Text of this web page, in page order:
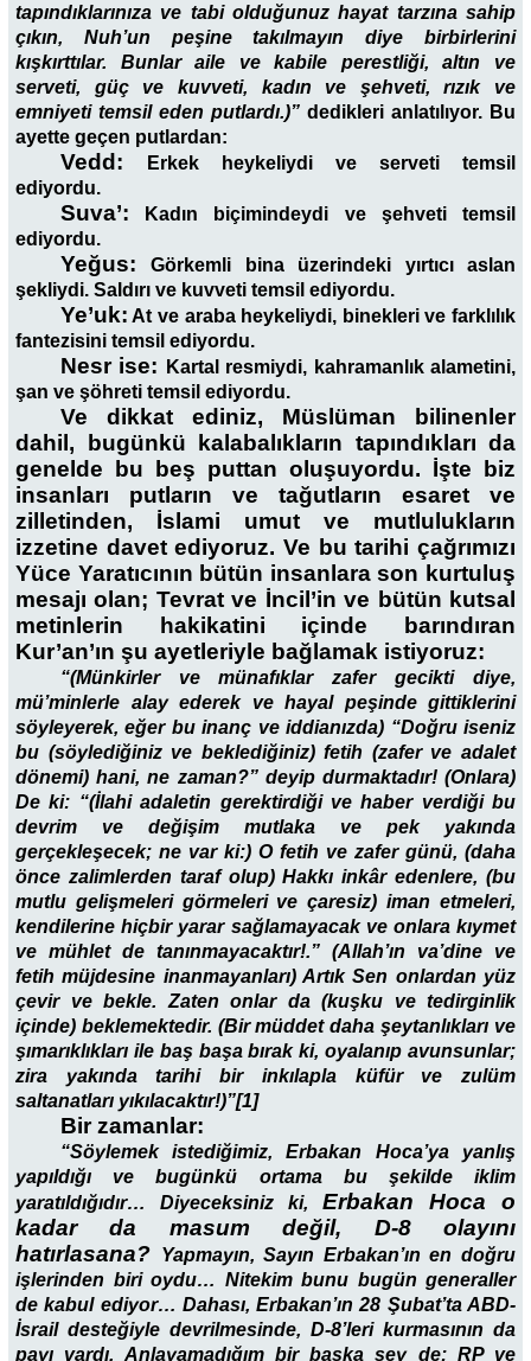
tapındıklarınıza ve tabi olduğunuz hayat tarzına sahip
çıkın, Nuh’un peşine takılmayın diye birbirlerini
kışkırttılar. Bunlaraile ve kabile perestliği, altın ve
serveti, güç ve kuvveti, kadın ve şehveti, rızık ve
emniyeti temsil eden putlardı.)” dedikleri anlatılıyor. Bu
ayette geçen putlardan:
Vedd:
Erkek heykeliydi ve serveti temsil
ediyordu.
Suva’: Kadın biçimindeydi ve şehveti temsil
ediyordu.
Yeğus:Görkemli bina üzerindeki yırtıcı aslan
şekliydi. Saldırı ve kuvveti temsil ediyordu.
Ye’uk: At ve araba heykeliydi, binekleri ve farklılık
fantezisini temsil ediyordu.
Nesr ise:
Kartal resmiydi, kahramanlık alametini,
şan ve şöhreti temsil ediyordu.
Ve dikkat ediniz, Müslüman bilinenler
dahil, bugünkü kalabalıkların tapındıkları da
genelde bu beş puttan oluşuyordu. İşte biz
insanları putların ve tağutların esaret ve
zilletinden, İslami umut ve mutlulukların
izzetine davet ediyoruz. Ve bu tarihi çağrımızı
Yüce Yaratıcının bütün insanlara son kurtuluş
mesajı olan; Tevrat ve İncil’in ve bütün kutsal
metinlerin hakikatini içinde barındıran
Kur’an’ın şu ayetleriyle bağlamak istiyoruz:
“(Münkirler ve münafıklar zafer gecikti diye,
mü’minlerle alay ederek ve hayal peşinde gittiklerini
söyleyerek, eğer bu inanç ve iddianızda) “Doğru iseniz
bu (söylediğiniz ve beklediğiniz) fetih (zafer ve adalet
dönemi) hani, ne zaman?” deyip durmaktadır! (Onlara)
De ki: “(İlahi adaletin gerektirdiği ve haber verdiği bu
devrim ve değişim mutlaka ve pek yakında
gerçekleşecek; ne var ki:) O fetih ve zafer günü, (daha
önce zalimlerden taraf olup) Hakkı inkâr edenlere, (bu
mutlu gelişmeleri görmeleri ve çaresiz) iman etmeleri,
kendilerine hiçbir yarar sağlamayacak ve onlara kıymet
ve mühlet de tanınmayacaktır!.” (Allah’ın va’dine ve
fetih müjdesine inanmayanları) Artık Sen onlardan yüz
çevir ve bekle. Zaten onlar da (kuşku ve tedirginlik
içinde) beklemektedir. (Bir müddet daha şeytanlıkları ve
şımarıklıkları ile baş başa bırak ki, oyalanıp avunsunlar;
zira yakında tarihi bir inkılapla küfür ve zulüm
saltanatları yıkılacaktır!)”[1]
Bir zamanlar:
“Söylemek istediğimiz, Erbakan Hoca’ya yanlış
yapıldığı ve bugünkü ortama bu şekilde iklim
yaratıldığıdır… Diyeceksiniz ki, Erbakan Hoca o
kadar da masum değil, D-8 olayını
hatırlasana? Yapmayın, Sayın Erbakan’ın en doğru
işlerinden biri oydu… Nitekim bunu bugün generaller
de kabul ediyor… Dahası, Erbakan’ın 28 Şubat’ta ABD-
İsrail desteğiyle devrilmesinde, D-8’leri kurmasının da
payı vardı. Anlayamadığım bir başka şey de; RP ve